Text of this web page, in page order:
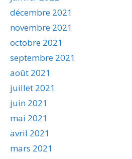
décembre 2021
novembre 2021
octobre 2021
septembre 2021
août 2021
juillet 2021
juin 2021
mai 2021
avril 2021
mars 2021